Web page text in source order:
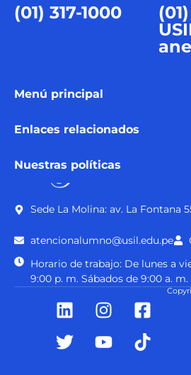
(01) 317-1000
Menú principal
Enlaces relacionados
Nuestras políticas
Sede La Molina: av. La Fontana
atencionalumno@usil.edu.pe
Horario de trabajo: De lunes a
9:00 p. m. Sábados de 9:00 a. m.